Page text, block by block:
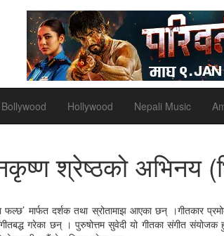
Bollywood Hollywood Nepali Music
श्रेष्ठको अभिनय
मार्फत दर्शक तथा स्रोतामाझ आएका छन् ।गीतकार प्रमोद
गरेका छन् । पुरुषोत्तम सुवेदी यो गीतका संगीत संयोजक